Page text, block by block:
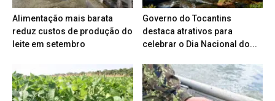
Alimentação mais barata
reduz custos de produção do
leite em setembro
Governo do Tocantins
destaca atrativos para
celebrar o Dia Nacional do...